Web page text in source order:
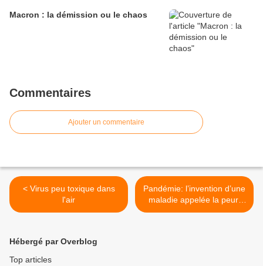
Macron : la démission ou le chaos
Commentaires
Ajouter un commentaire
< Virus peu toxique dans
l'air
Pandémie: l’invention d’une
maladie appelée la peur.
Perturber l’économie
Hébergé par Overblog
Top articles